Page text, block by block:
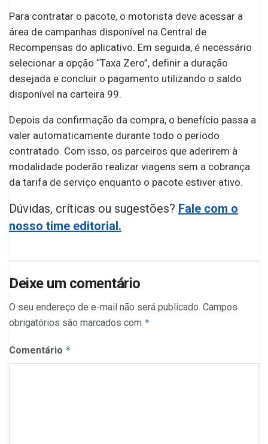
Para contratar o pacote, o motorista deve acessar a
área de campanhas disponível na Central de
Recompensas do aplicativo. Em seguida, é necessário
selecionar a opção “Taxa Zero”, definir a duração
desejada e concluir o pagamento utilizando o saldo
disponível na carteira 99.
Depois da confirmação da compra, o benefício passa a
valer automaticamente durante todo o período
contratado. Com isso, os parceiros que aderirem à
modalidade poderão realizar viagens sem a cobrança
da tarifa de serviço enquanto o pacote estiver ativo.
Dúvidas, críticas ou sugestões? Fale com o
nosso time editorial.
Deixe um comentário
O seu endereço de e-mail não será publicado. Campos
obrigatórios são marcados com *
Comentário *